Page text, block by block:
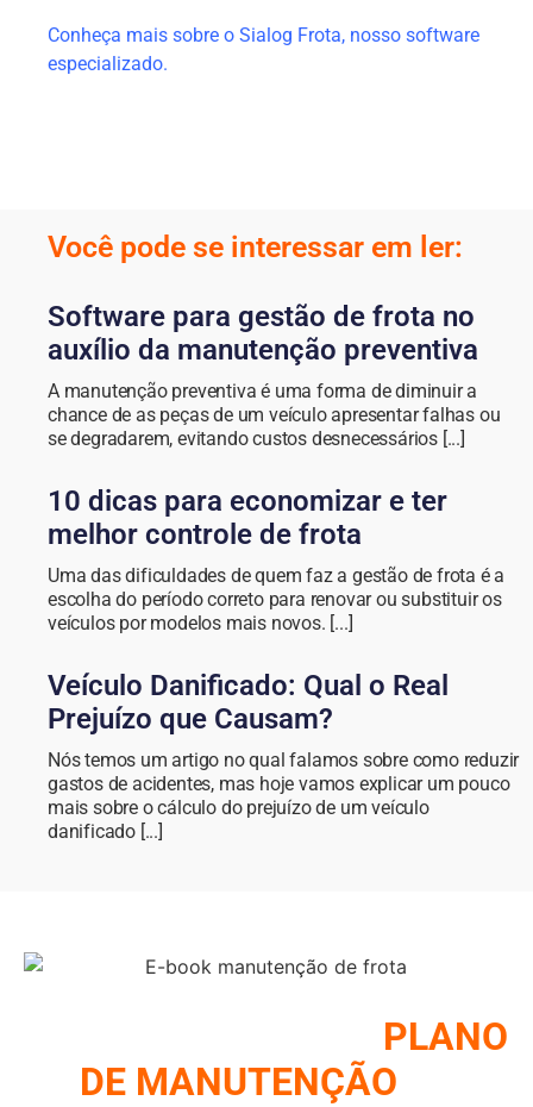
Conheça mais sobre o Sialog Frota, nosso software
especializado.
Você pode se interessar em ler:
Software para gestão de frota no
auxílio da manutenção preventiva
A manutenção preventiva é uma forma de diminuir a
chance de as peças de um veículo apresentar falhas ou
se degradarem, evitando custos desnecessários [...]
10 dicas para economizar e ter
melhor controle de frota
Uma das dificuldades de quem faz a gestão de frota é a
escolha do período correto para renovar ou substituir os
veículos por modelos mais novos. [...]
Veículo Danificado: Qual o Real
Prejuízo que Causam?
Nós temos um artigo no qual falamos sobre como reduzir
gastos de acidentes, mas hoje vamos explicar um pouco
mais sobre o cálculo do prejuízo de um veículo
danificado [...]
PLANO
DE MANUTENÇÃO